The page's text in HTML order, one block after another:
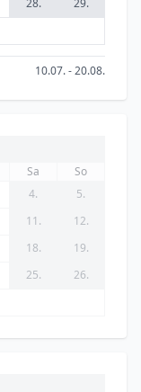
28.
29.
10.07. - 20.08.
Sa
So
4.
5.
11.
12.
18.
19.
25.
26.